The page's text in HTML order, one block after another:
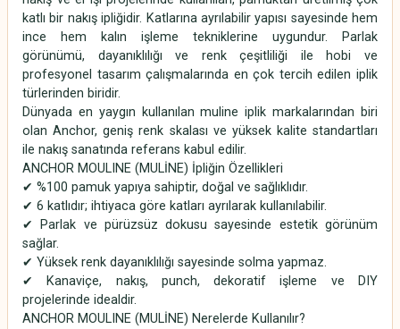
katlı bir nakış ipliğidir. Katlarına ayrılabilir yapısı sayesinde hem
ince hem kalın işleme tekniklerine uygundur. Parlak
görünümü, dayanıklılığı ve renk çeşitliliği ile hobi ve
profesyonel tasarım çalışmalarında en çok tercih edilen iplik
türlerinden biridir.
Dünyada en yaygın kullanılan muline iplik markalarından biri
olan Anchor, geniş renk skalası ve yüksek kalite standartları
ile nakış sanatında referans kabul edilir.
ANCHOR MOULINE (MULİNE) İpliğin Özellikleri
✔ %100 pamuk yapıya sahiptir, doğal ve sağlıklıdır.
✔ 6 katlıdır; ihtiyaca göre katları ayrılarak kullanılabilir.
✔ Parlak ve pürüzsüz dokusu sayesinde estetik görünüm
sağlar.
✔ Yüksek renk dayanıklılığı sayesinde solma yapmaz.
✔ Kanaviçe, nakış, punch, dekoratif işleme ve DIY
projelerinde idealdir.
ANCHOR MOULINE (MULİNE) Nerelerde Kullanılır?